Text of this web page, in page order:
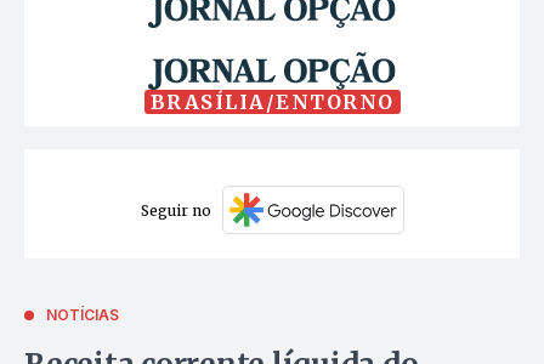
BRASÍLIA/ENTORNO
Seguir no
NOTÍCIAS